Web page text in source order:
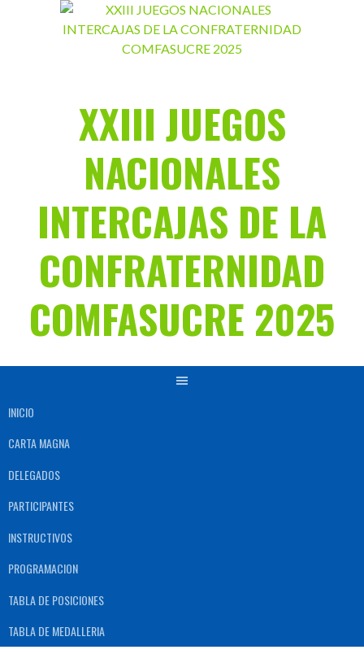
XXIII JUEGOS
NACIONALES
INTERCAJAS DE LA
CONFRATERNIDAD
COMFASUCRE 2025
INICIO
CARTA MAGNA
DELEGADOS
PARTICIPANTES
INSTRUCTIVOS
PROGRAMACION
TABLA DE POSICIONES
TABLA DE MEDALLERIA